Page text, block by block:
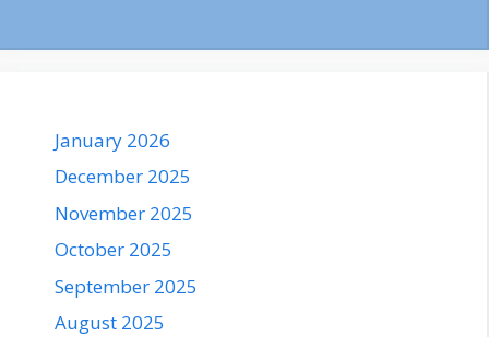
January 2026
December 2025
November 2025
October 2025
September 2025
August 2025